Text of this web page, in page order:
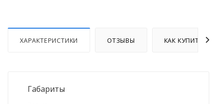
ХАРАКТЕРИСТИКИ ОТЗЫВЫ КАК КУПИТЬ
Габариты